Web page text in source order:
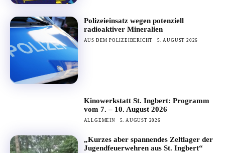
Polizeieinsatz wegen potenziell
radioaktiver Mineralien
AUS DEM POLIZEIBERICHT 5. AUGUST 2026
Kinowerkstatt St. Ingbert: Programm
vom 7. – 10. August 2026
ALLGEMEIN 5. AUGUST 2026
„Kurzes aber spannendes Zeltlager der
Jugendfeuerwehren aus St. Ingbert“